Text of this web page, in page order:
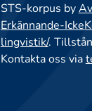
STS-korpus by
Erkännande-
lingvistik/.
Kontakta oss via